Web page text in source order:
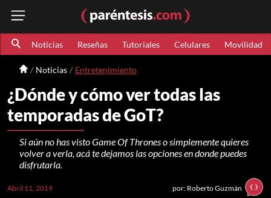
Noticias Reseñas Tutoriales Celulares Movilidad
Noticias Entretenimiento
¿Dónde y cómo ver todas las
temporadas de GoT?
Si aún no has visto Game Of Thrones o simplemente quieres
volver a verla, acá te dejamos las opciones en donde puedes
disfrutarla.
Abril 11, 2019 por: Roberto Guzmán